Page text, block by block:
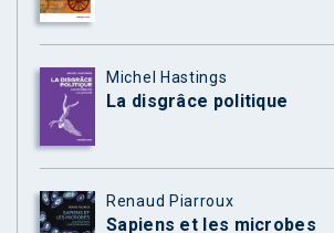
Michel Hastings
La disgrâce politique
Renaud Piarroux
Sapiens et les microbes